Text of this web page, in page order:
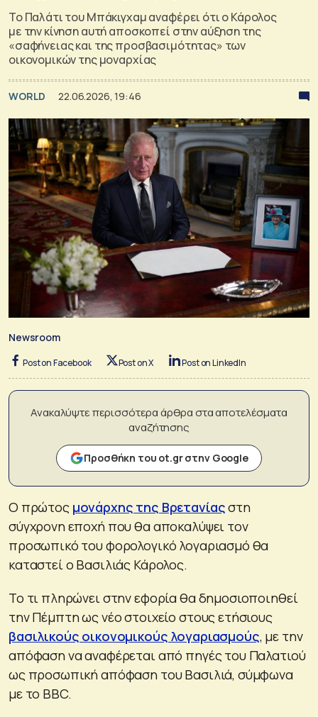
Το Παλάτι του Μπάκιγχαμ αναφέρει ότι o Κάρολος
με την κίνηση αυτή αποσκοπεί στην αύξηση της
«σαφήνειας και της προσβασιμότητας» των
οικονομικών της μοναρχίας
WORLD 22.06.2026, 19:46
Newsroom
Post on Facebook Post on X Post on LinkedIn
Ανακαλύψτε περισσότερα άρθρα στα αποτελέσματα
αναζήτησης
Προσθήκη του ot.gr στην Google
Ο πρώτος μονάρχης της Βρετανίαςστη
σύγχρονη εποχή που θα αποκαλύψει τον
προσωπικό του φορολογικό λογαριασμό θα
καταστεί ο Βασιλιάς Κάρολος.
Το τι πληρώνει στην εφορία θα δημοσιοποιηθεί
την Πέμπτη ως νέο στοιχείο στους ετήσιους
βασιλικούς οικονομικούς λογαριασμούς, με την
απόφαση να αναφέρεται από πηγές του Παλατιού
ως προσωπική απόφαση του Βασιλιά, σύμφωνα
με το BBC.